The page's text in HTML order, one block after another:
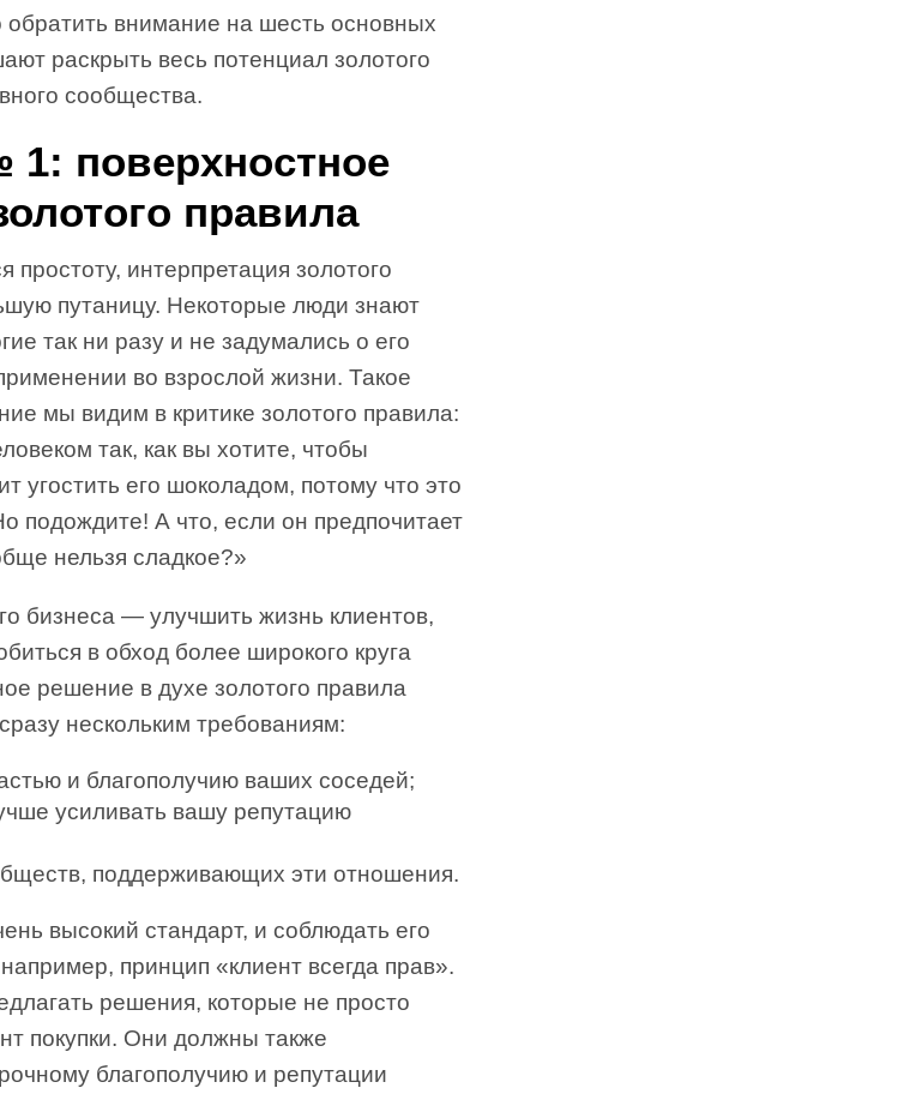
внимание на шесть основных
раскрыть весь потенциал золотого
сообщества.
поверхностное
правила
интерпретация золотого
путаницу. Некоторые люди знают
так ни разу и не задумались о его
во взрослой жизни. Такое
мы видим в критике золотого правила:
так, как вы хотите, чтобы
угостить его шоколадом, потому что это
подождите! А что, если он предпочитает
нельзя сладкое?»
бизнеса — улучшить жизнь клиентов,
в обход более широкого круга
решение в духе золотого правила
нескольким требованиям:
и благополучию ваших соседей;
усиливать вашу репутацию
поддерживающих эти отношения.
высокий стандарт, и соблюдать его
принцип «клиент всегда прав».
решения, которые не просто
покупки. Они должны также
благополучию и репутации